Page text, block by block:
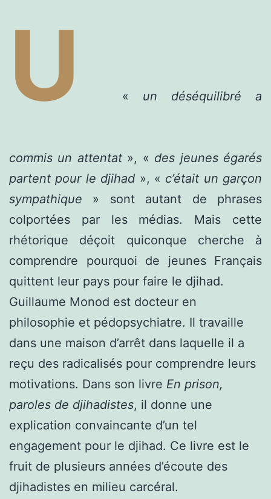
U « un déséquilibré a
commis un attentat», « des jeunes égarés
partent pour le djihad », « c’était un garçon
sympathique » sont autant de phrases
colportées par les médias. Mais cette
rhétorique déçoit quiconque cherche à
comprendre pourquoi de jeunes Français
quittent leur pays pour faire le djihad.
Guillaume Monod est docteur en
philosophie et pédopsychiatre. Il travaille
dans une maison d’arrêt dans laquelle il a
reçu des radicalisés pour comprendre leurs
motivations. Dans son livre En prison,
paroles de djihadistes, il donne une
explication convaincante d’un tel
engagement pour le djihad. Ce livre est le
fruit de plusieurs années d’écoute des
djihadistes en milieu carcéral.